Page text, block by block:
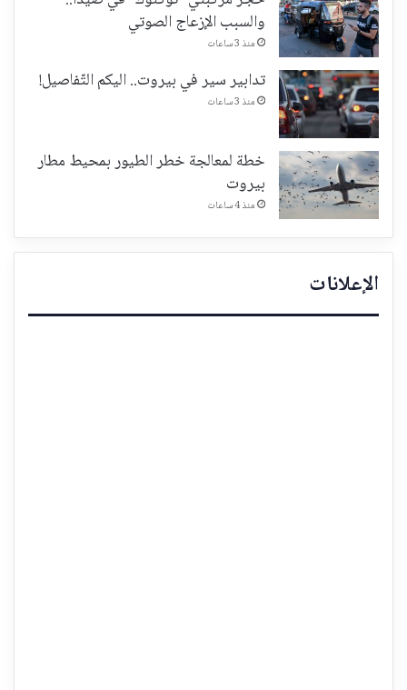
والسبب الإزعاج الصوتي
منذ 3 ساعات
تدابير سير في بيروت.. اليكم التّفاصيل!
منذ 3 ساعات
خطة لمعالجة خطر الطيور بمحيط مطار
بيروت
منذ 4 ساعات
الإعلانات